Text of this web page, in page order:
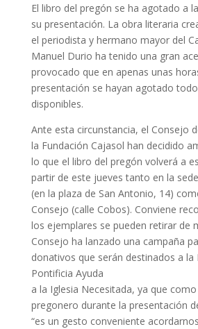
El libro del pregón se ha agotado a
su presentación. La obra literaria
el periodista y hermano mayor del
Manuel Durio ha tenido una gran
provocado que en apenas unas
presentación se hayan agotado
disponibles.
Ante esta circunstancia, el Consejo
la Fundación Cajasol han decidido
lo que el libro del pregón volverá a
partir de este jueves tanto en la
(en la plaza de San Antonio, 14)
Consejo (calle Cobos). Conviene
los ejemplares se pueden retirar de
Consejo ha lanzado una campaña
donativos que serán destinados a la
Pontificia Ayuda
a la Iglesia Necesitada, ya que
pregonero durante la presentación
“es un gesto conveniente